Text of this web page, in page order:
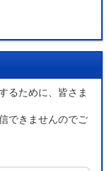
るために、皆さま
できませんのでご